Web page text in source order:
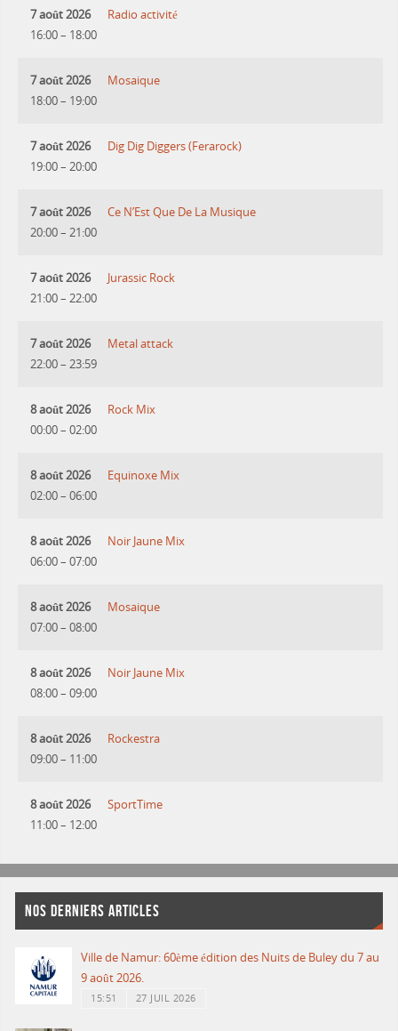
7 août 2026
16:00– 18:00
Radio activité
7 août 2026
18:00– 19:00
Mosaique
7 août 2026
19:00– 20:00
Dig Dig Diggers (Ferarock)
7 août 2026
20:00– 21:00
Ce N’Est Que De La Musique
7 août 2026
21:00– 22:00
Jurassic Rock
7 août 2026
22:00– 23:59
Metal attack
8 août 2026
00:00– 02:00
Rock Mix
8 août 2026
02:00– 06:00
Equinoxe Mix
8 août 2026
06:00– 07:00
Noir Jaune Mix
8 août 2026
07:00– 08:00
Mosaique
8 août 2026
08:00– 09:00
Noir Jaune Mix
8 août 2026
09:00– 11:00
Rockestra
8 août 2026
11:00– 12:00
SportTime
NOS DERNIERS ARTICLES
Ville de Namur: 60ème édition des Nuits de Buley du 7 au
9 août 2026.
15:51 27 JUIL 2026